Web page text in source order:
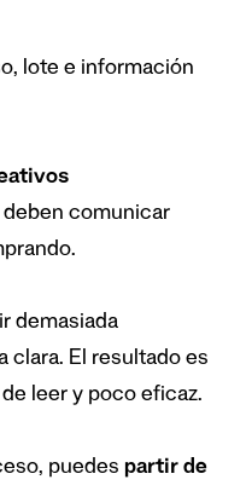
lote e información
deben comunicar
demasiada
clara. El resultado es
leer y poco eficaz.
puedes partir de